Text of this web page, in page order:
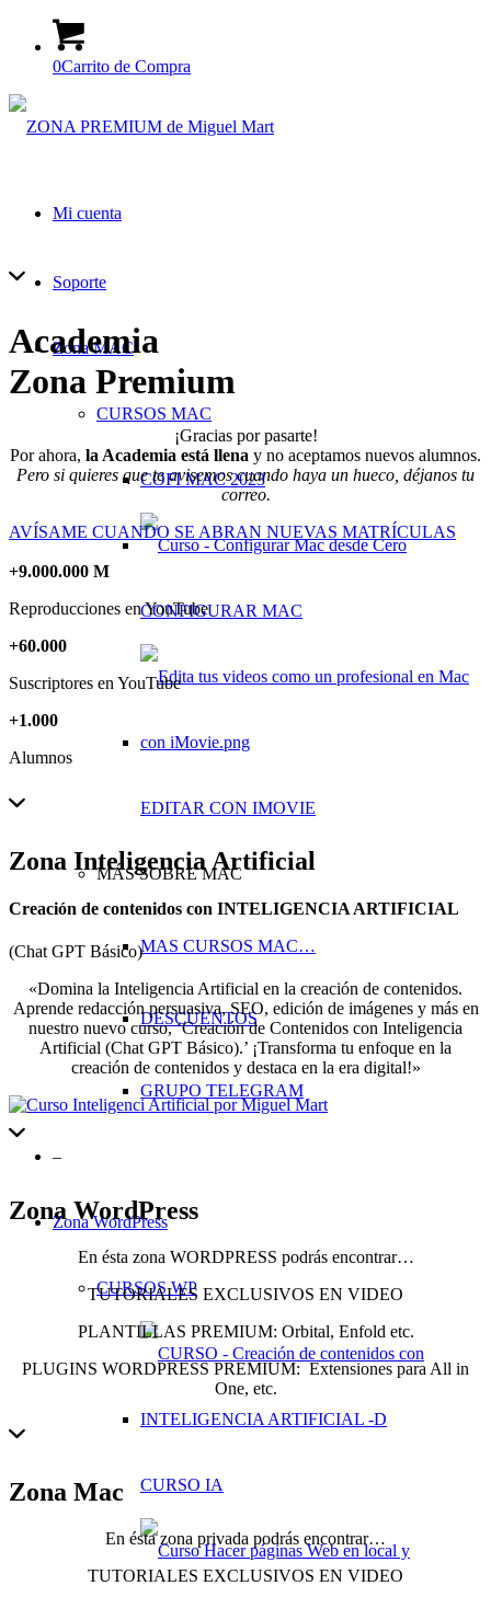
0Carrito de Compra
Mi cuenta
Soporte
Zona MAC
CURSOS MAC
COFI MAC 2023
CONFIGURAR MAC
EDITAR CON IMOVIE
MÁS SOBRE MAC
MAS CURSOS MAC…
DESCUENTOS
GRUPO TELEGRAM
–
Zona WordPress
CURSOS WP
CURSO IA
Academia
Zona Premium
¡Gracias por pasarte!
Por ahora, la Academia está llena y no aceptamos nuevos alumnos.
Pero si quieres que te avisemos cuando haya un hueco, déjanos tu
correo.
AVÍSAME CUANDO SE ABRAN NUEVAS MATRÍCULAS
+9.000.000 M
Reproducciones en YouTube
+60.000
Suscriptores en YouTube
+1.000
Alumnos
Zona Inteligencia Artificial
Creación de contenidos con INTELIGENCIA ARTIFICIAL
(Chat GPT Básico)
«Domina la Inteligencia Artificial en la creación de contenidos.
Aprende redacción persuasiva, SEO, edición de imágenes y más en
nuestro nuevo curso, ‘Creación de Contenidos con Inteligencia
Artificial (Chat GPT Básico).’ ¡Transforma tu enfoque en la
creación de contenidos y destaca en la era digital!»
Zona WordPress
En ésta zona WORDPRESS podrás encontrar…
TUTORIALES EXCLUSIVOS EN VIDEO
PLANTILLAS PREMIUM: Orbital, Enfold etc.
PLUGINS WORDPRESS PREMIUM: Extensiones para All in
One, etc.
Zona Mac
En ésta zona privada podrás encontrar…
TUTORIALES EXCLUSIVOS EN VIDEO